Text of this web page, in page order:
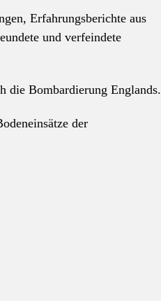
Erfahrungsberichte aus
und verfeindete
die Bombardierung Englands.
der